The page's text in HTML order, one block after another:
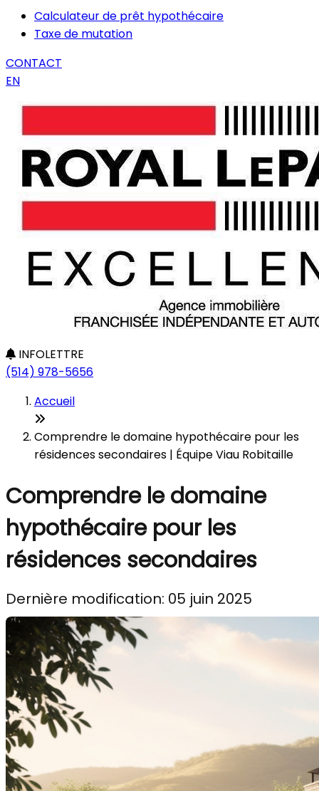
Calculateur de prêt hypothécaire
Taxe de mutation
CONTACT
EN
INFOLETTRE
(514) 978-5656
Accueil
Comprendre le domaine hypothécaire pour les
résidences secondaires | Équipe Viau Robitaille
Comprendre le domaine
hypothécaire pour les
résidences secondaires
Dernière modification: 05 juin 2025